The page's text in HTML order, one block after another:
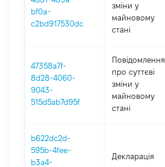
bf0a-
c2bd917530dc
зміни y
майновому
стані
47358a7f-
8d28-4060-
9043-
515d5ab7d95f
Повідомлення
про суттєві
зміни y
майновому
стані
b622dc2d-
595b-4fee-
b3a4-
Декларація